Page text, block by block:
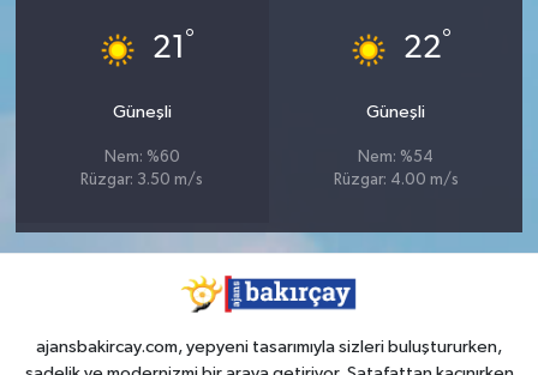
21 °
Güneşli
Nem: %60
Rüzgar: 3.50 m/s
22°
Güneşli
Nem: %54
Rüzgar: 4.00 m/s
ajansbakircay.com, yepyeni tasarımıyla sizleri buluştururken,